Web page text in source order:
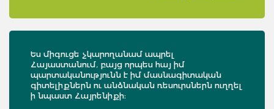
Ես միգուցե չկարողանամ ապրել
Հայաստանում, բայց որպես հայ իմ
պարտականությունն է իմ մասնագիտական
գիտելիքներն ու անձնական ռեսուրսներն ուղղել
ի նպաստ Հայրենիքի։